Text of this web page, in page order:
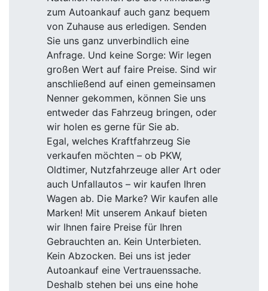
zum Autoankauf auch ganz bequem
von Zuhause aus erledigen. Senden
Sie uns ganz unverbindlich eine
Anfrage. Und keine Sorge: Wir legen
großen Wert auf faire Preise. Sind wir
anschließend auf einen gemeinsamen
Nenner gekommen, können Sie uns
entweder das Fahrzeug bringen, oder
wir holen es gerne für Sie ab.
Egal, welches Kraftfahrzeug Sie
verkaufen möchten – ob PKW,
Oldtimer, Nutzfahrzeuge aller Art oder
auch Unfallautos – wir kaufen Ihren
Wagen ab. Die Marke? Wir kaufen alle
Marken! Mit unserem Ankauf bieten
wir Ihnen faire Preise für Ihren
Gebrauchten an. Kein Unterbieten.
Kein Abzocken. Bei uns ist jeder
Autoankauf eine Vertrauenssache.
Deshalb stehen bei uns eine hohe